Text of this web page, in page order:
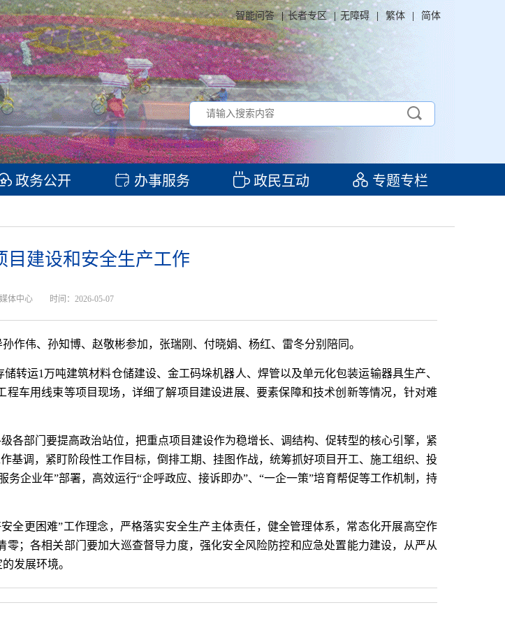
智能问答 | 长者专区 无障碍 繁体 简体
政务公开 办事服务 政民互动 专题专栏
目建设和安全生产工作
体中心 时间：2026-05-07
作伟、孙知博、赵敬彬参加，张瑞刚、付晓娟、杨红、雷冬分别陪同。
转运1万吨建筑材料仓储建设、金工码垛机器人、焊管以及单元化包装运输器具生产、
车用线束等项目现场，详细了解项目建设进展、要素保障和技术创新等情况，针对难
各部门要提高政治站位，把重点项目建设作为稳增长、调结构、促转型的核心引擎，紧
基调，紧盯阶段性工作目标，倒排工期、挂图作战，统筹抓好项目开工、施工组织、投
企业年”部署，高效运行“企呼政应、接诉即办”、“一企一策”培育帮促等工作机制，持
全更困难”工作理念，严格落实安全生产主体责任，健全管理体系，常态化开展高空作
；各相关部门要加大巡查督导力度，强化安全风险防控和应急处置能力建设，从严从
发展环境。